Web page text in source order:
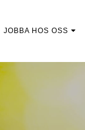
JOBBA HOS OSS